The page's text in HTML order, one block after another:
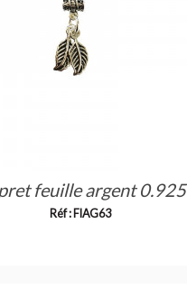
feuille argent 0.925
Réf : FIAG63